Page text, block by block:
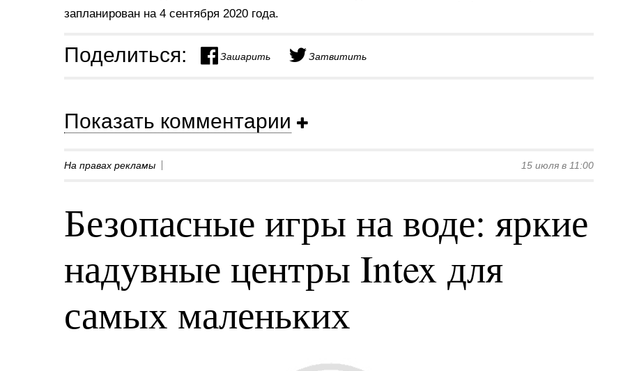
запланирован на 4 сентября 2020 года.
Поделиться: Зашарить Затвитить
Показать комментарии
На правах рекламы 15 июля в 11:00
Безопасные игры на воде: яркие
надувные центры Intex для
самых маленьких